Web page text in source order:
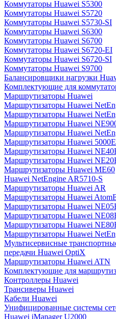
Коммутаторы Huawei S5300
Коммутаторы Huawei S5720
Коммутаторы Huawei S5730-SI
Коммутаторы Huawei S6300
Коммутаторы Huawei S6700
Коммутаторы Huawei S6720-EI
Коммутаторы Huawei S6720-SI
Коммутаторы Huawei S9700
Балансировщики нагрузки
Комплектующие для
Маршрутизаторы Huawei
Маршрутизаторы Huawei
Маршрутизаторы Huawei
Маршрутизаторы Huawei
Маршрутизаторы Huawei
Маршрутизаторы Huawei 5000E
Маршрутизаторы Huawei
Маршрутизаторы Huawei
Маршрутизаторы Huawei ME60
Huawei NetEngine AR5710-S
Маршрутизаторы Huawei AR
Маршрутизаторы Huawei
Маршрутизаторы Huawei
Маршрутизаторы Huawei
Маршрутизаторы Huawei
Маршрутизаторы Huawei
Мультисервисные
передачи Huawei OptiX
Маршрутизаторы Huawei ATN
Комплектующие для
Контроллеры Huawei
Трансиверы Huawei
Кабели Huawei
Унифицированные системы
Huawei iManager U2000